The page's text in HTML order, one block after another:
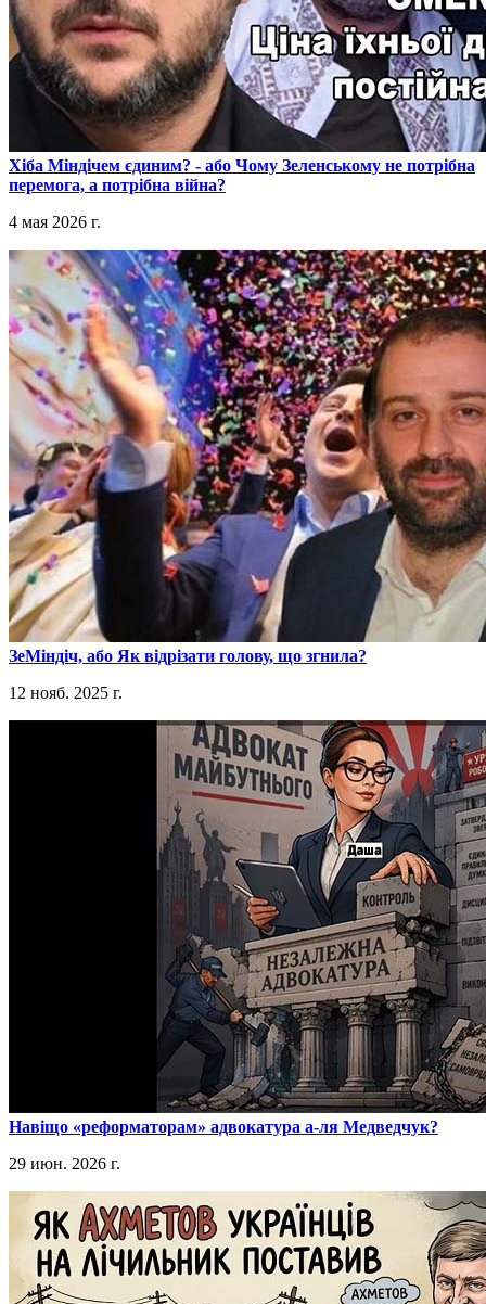
​Хіба Міндічем єдиним? - або Чому Зеленському не потрібна
перемога, а потрібна війна?
4 мая 2026 г.
​ЗеМіндіч, або Як відрізати голову, що згнила?
12 нояб. 2025 г.
​Навіщо «реформаторам» адвокатура а-ля Медведчук?
29 июн. 2026 г.